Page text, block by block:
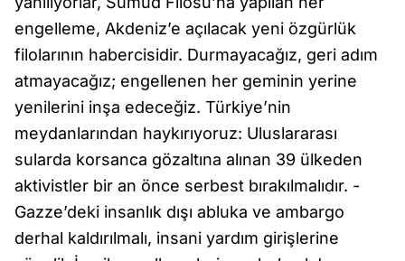
engelleme, Akdeniz’e açılacak yeni özgürlük
filolarının habercisidir. Durmayacağız, geri adım
atmayacağız; engellenen her geminin yerine
yenilerini inşa edeceğiz. Türkiye’nin
meydanlarından haykırıyoruz: Uluslararası
sularda korsanca gözaltına alınan 39 ülkeden
aktivistler bir an önce serbest bırakılmalıdır. -
Gazze’deki insanlık dışı abluka ve ambargo
derhal kaldırılmalı, insani yardım girişlerine